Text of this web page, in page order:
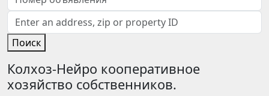
Поиск
Колхоз-Нейро кооперативное
хозяйство собственников.